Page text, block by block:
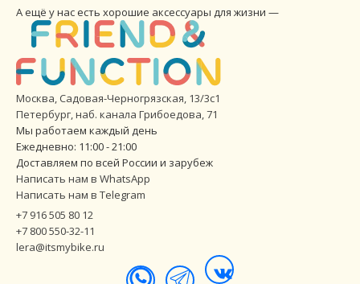
А ещё у нас есть хорошие аксессуары для жизни —
Москва, Садовая-Черногрязская, 13/3с1
Петербург,наб. канала Грибоедова, 71
Мы работаем каждый день
Ежедневно: 11:00 - 21:00
Доставляем по всей России и зарубеж
Написать нам в WhatsApp
Написать нам в Telegram
+7 916 505 80 12
+7 800 550-32-11
lera@itsmybike.ru